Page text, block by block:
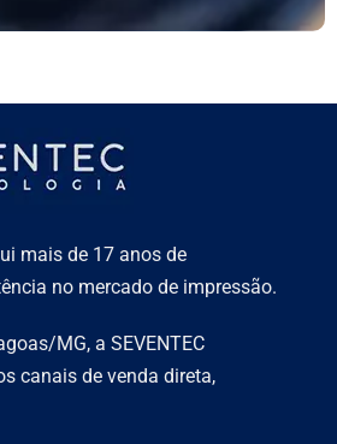
mais de 17 anos de
no mercado de impressão.
MG, a SEVENTEC
canais de venda direta,